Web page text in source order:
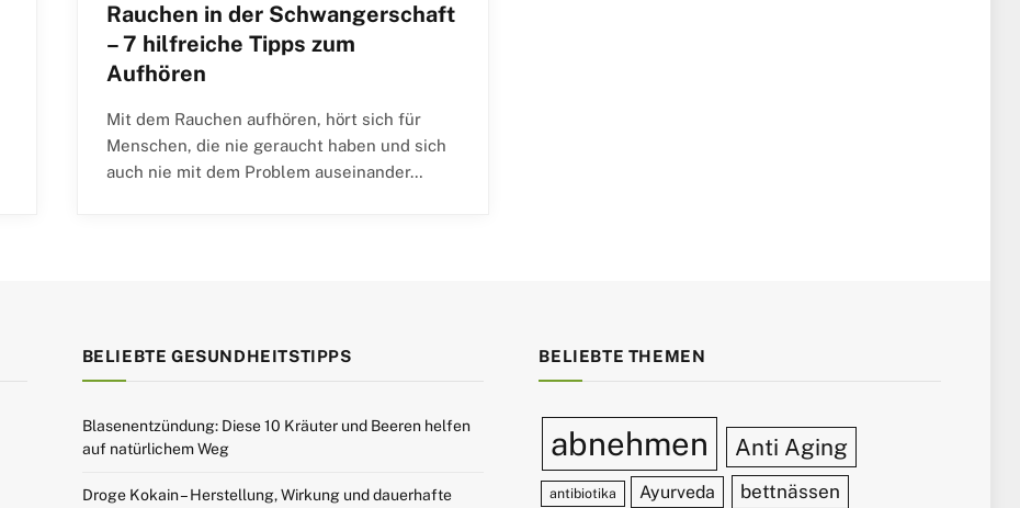
Rauchen in der Schwangerschaft
– 7 hilfreiche Tipps zum
Aufhören
Mit dem Rauchen aufhören, hört sich für
Menschen, die nie geraucht haben und sich
auch nie mit dem Problem auseinander…
BELIEBTE GESUNDHEITSTIPPS
Blasenentzündung: Diese 10 Kräuter und Beeren helfen
auf natürlichem Weg
Droge Kokain – Herstellung, Wirkung und dauerhafte
BELIEBTE THEMEN
abnehmen Anti Aging
antibiotika Ayurveda bettnässen